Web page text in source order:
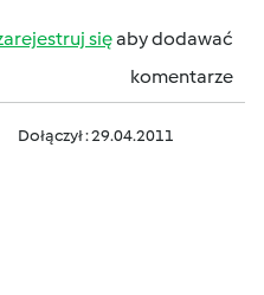
sięaby dodawać
komentarze
Dołączył : 29.04.2011